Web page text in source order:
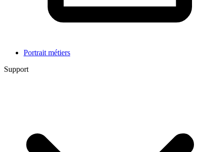
Portrait métiers
Support